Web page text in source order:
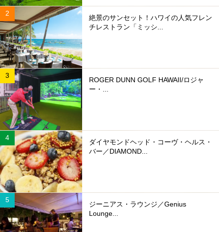
絶景のサンセット！ハワイの人気フレン
チレストラン「ミッシ...
ROGER DUNN GOLF HAWAII/ロジャ
ー・...
ダイヤモンドヘッド・コーヴ・ヘルス・
バー／DIAMOND...
ジーニアス・ラウンジ／Genius
Lounge...